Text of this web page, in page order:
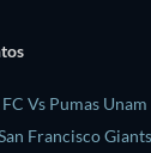
Vs Pumas Unam
Francisco Giants